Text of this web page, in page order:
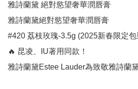
雅詩蘭黛 絕對慾望奢華潤唇膏
雅詩蘭黛絕對慾望奢華潤唇膏
#420 荔枝玫瑰-3.5g (2025新春限定包
🔥 昆凌、IU著用同款！
雅詩蘭黛Estee Lauder為致敬雅詩蘭